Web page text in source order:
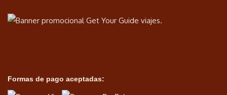
Formas de pago aceptadas: